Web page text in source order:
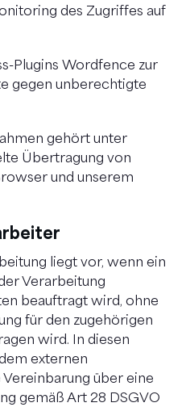
des Zugriffes auf
Plugins Wordfence zur
gegen unberechtigte
gehört unter
Übertragung von
und unserem
liegt vor, wenn ein
Verarbeitung
beauftragt wird, ohne
für den zugehörigen
wird. In diesen
externen
über eine
gemäß Art 28 DSGVO